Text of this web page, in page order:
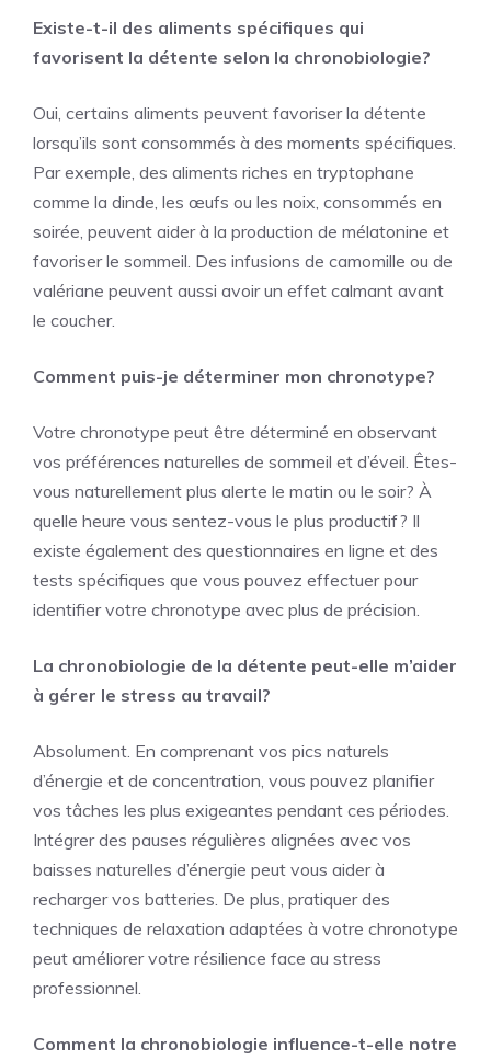
Existe-t-il des aliments spécifiques qui
favorisent la détente selon la chronobiologie?
Oui, certains aliments peuvent favoriser la détente
lorsqu’ils sont consommés à des moments spécifiques.
Par exemple, des aliments riches en tryptophane
comme la dinde, les œufs ou les noix, consommés en
soirée, peuvent aider à la production de mélatonine et
favoriser le sommeil. Des infusions de camomille ou de
valériane peuvent aussi avoir un effet calmant avant
le coucher.
Comment puis-je déterminer mon chronotype?
Votre chronotype peut être déterminé en observant
vos préférences naturelles de sommeil et d’éveil. Êtes-
vous naturellement plus alerte le matin ou le soir? À
quelle heure vous sentez-vous le plus productif? Il
existe également des questionnaires en ligne et des
tests spécifiques que vous pouvez effectuer pour
identifier votre chronotype avec plus de précision.
La chronobiologie de la détente peut-elle m’aider
à gérer le stress au travail?
Absolument. En comprenant vos pics naturels
d’énergie et de concentration, vous pouvez planifier
vos tâches les plus exigeantes pendant ces périodes.
Intégrer des pauses régulières alignées avec vos
baisses naturelles d’énergie peut vous aider à
recharger vos batteries. De plus, pratiquer des
techniques de relaxation adaptées à votre chronotype
peut améliorer votre résilience face au stress
professionnel.
Comment la chronobiologie influence-t-elle notre